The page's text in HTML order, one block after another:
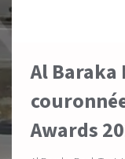
Al Baraka
Awards